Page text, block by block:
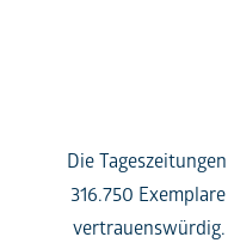
Die
316.750